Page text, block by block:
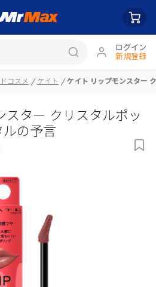
ログイン
新規登録
コスメ ケイト ケイト リップモンスター
スター クリスタルポッ
ルの予言